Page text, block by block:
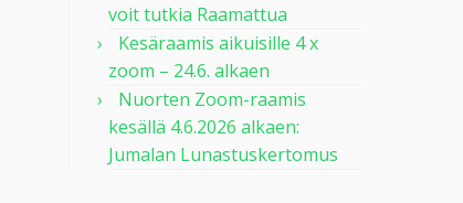
voit tutkia Raamattua
Kesäraamis aikuisille 4 x
zoom – 24.6. alkaen
Nuorten Zoom-raamis
kesällä 4.6.2026 alkaen:
Jumalan Lunastuskertomus